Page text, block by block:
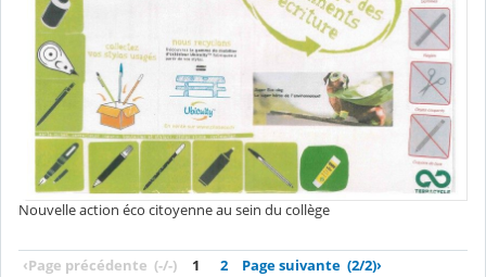
Nouvelle action éco citoyenne au sein du collège
‹Page précédente (-/-) 1 2 Page suivante (2/2)›